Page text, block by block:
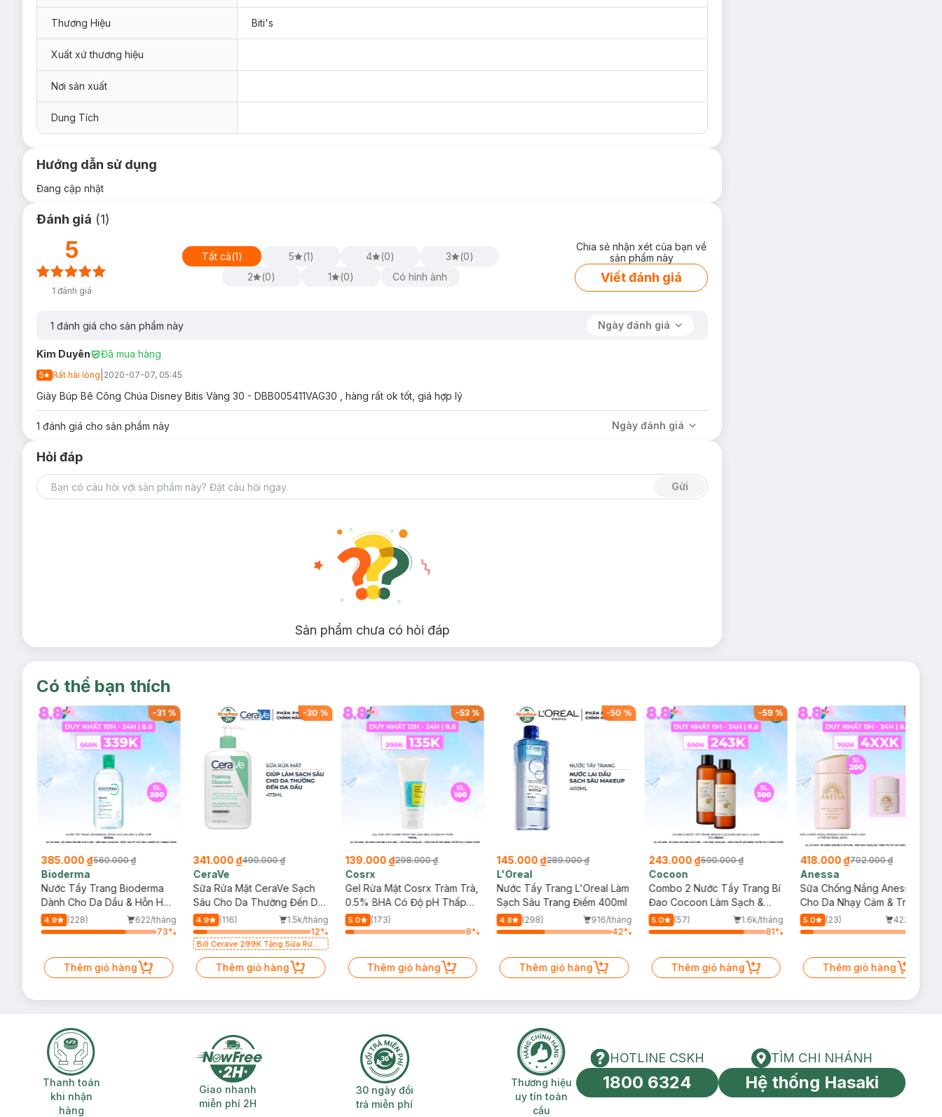
Thương Hiệu Biti's
Xuất xứ thương hiệu
Nơi sản xuất
Dung Tích
Hướng dẫn sử dụng
Đang cập nhật
Đánh giá (1)
5
1 đánh giá
Tất cả(1) 5 (1) 4 (0) 3 (0)
2
(0) 1 (0) Có hình ảnh
Chia sẻ nhận xét của bạn về
sản phẩm này
Viết đánh giá
1 đánh giá cho sản phẩm này Ngày đánh giá
Kim Duyên Đã mua hàng
5 Rất hài lòng 2020-07-07, 05:45
Giày Búp Bê Công Chúa Disney Bitis Vàng 30 - DBB005411VAG30 , hàng rất ok tốt, giá hợp lý
1 đánh giá cho sản phẩm này Ngày đánh giá
Hỏi đáp
Gửi
Sản phẩm chưa có hỏi đáp
Có thể bạn thích
-31 %
385.000 ₫560.000 ₫
Bioderma
Nước Tẩy Trang Bioderma
Dành Cho Da Dầu & Hỗn Hợp
500ml
4.9 (228)
622/tháng
73%
Thêm giỏ hàng
-30 %
341.000 ₫490.000 ₫
CeraVe
Sữa Rửa Mặt CeraVe Sạch
Sâu Cho Da Thường Đến Da
Dầu 473ml
4.9 (116)
1.5k/tháng
12%
Bill Cerave 299K Tặng Sữa Rửa
Thêm giỏ hàng
-53%
139.000 ₫298.000 ₫
Cosrx
Gel Rửa Mặt Cosrx Tràm Trà,
0.5% BHA Có Độ pH Thấp
150ml
5.0
(173)
8%
Thêm giỏ hàng
-50 %
145.000 ₫289.000 ₫
L'Oreal
Nước Tẩy Trang L'Oreal Làm
Sạch Sâu Trang Điểm 400ml
4.8 (298)
916/tháng
42%
Thêm giỏ hàng
-59%
243.000 ₫590.000 ₫
Cocoon
Combo 2 Nước Tẩy Trang Bí
Đao Cocoon Làm Sạch &
Giảm Dầu 500ml
5.0 (57)
1.6k/tháng
81%
Thêm giỏ hàng
418.000 ₫702.000 ₫
Anessa
Sữa Chống Nắng Anessa
Cho Da Nhạy Cảm & Trẻ Em
60ml (Mới)
5.0 (23)
423/tháng
Thêm giỏ hàng
Thanh toán khi nhận hàng
Thanh toán
khi nhận
hàng
Giao nhanh miễn phí 2H
Giao nhanh
miễn phí 2H
30 ngày đổi trả miễn phí
30 ngày đổi
trả miễn phí
Thương hiệu uy tín toàn cầu
Thương hiệu
uy tín toàn
cầu
HOTLINE CSKH
HOTLINE CSKH
1800 6324
Tìm chi nhánh
TÌM CHI NHÁNH
Hệ thống Hasaki